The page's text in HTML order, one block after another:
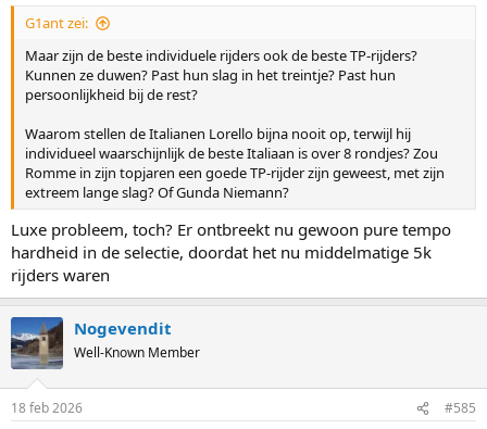
:
G1ant zei:
Maar zijn de beste individuele rijders ook de beste TP-rijders?
Kunnen ze duwen? Past hun slag in het treintje? Past hun
persoonlijkheid bij de rest?
Waarom stellen de Italianen Lorello bijna nooit op, terwijl hij
individueel waarschijnlijk de beste Italiaan is over 8 rondjes? Zou
Romme in zijn topjaren een goede TP-rijder zijn geweest, met zijn
extreem lange slag? Of Gunda Niemann?
Luxe probleem, toch? Er ontbreekt nu gewoon pure tempo
hardheid in de selectie, doordat het nu middelmatige 5k
rijders waren
Nogevendit
Well-Known Member
18 feb 2026 #585